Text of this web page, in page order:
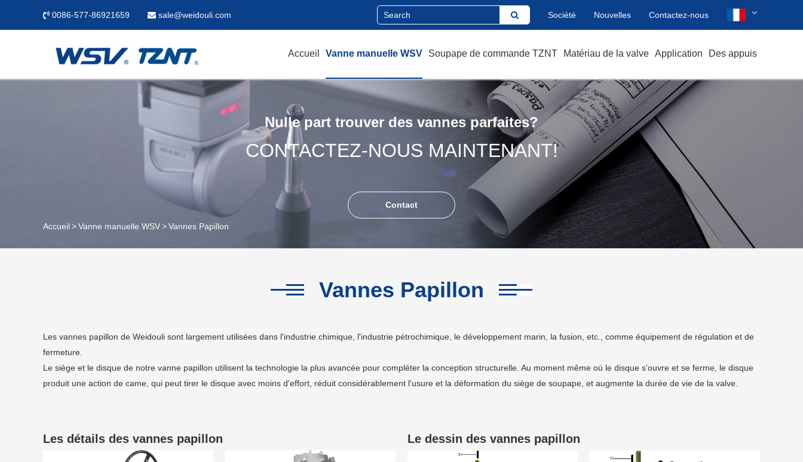
0086-577-86921659 sale@weidouli.com Société Nouvelles Contactez-nous
Accueil Vanne manuelle WSV Soupape de commande TZNT Matériau de la valve Application Des appuis
Nulle part trouver des vannes parfaites?
CONTACTEZ-NOUS MAINTENANT!
Contact
Accueil Vanne manuelle WSV Vannes Papillon
Vannes Papillon
Les vannes papillon de Weidouli sont largement utilisées dans l'industrie chimique, l'industrie pétrochimique, le développement marin, la fusion, etc., comme équipement de régulation et de
fermeture.
Le siège et le disque de notre vanne papillon utilisent la technologie la plus avancée pour compléter la conception structurelle. Au moment même où le disque s'ouvre et se ferme, le disque
produit une action de came, qui peut tirer le disque avec moins d'effort, réduit considérablement l'usure et la déformation du siège de soupape, et augmente la durée de vie de la valve.
Les détails des vannes papillon Le dessin des vannes papillon